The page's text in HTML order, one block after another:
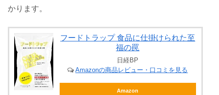
かります。
フードトラップ 食品に仕掛けられた至
福の罠
日経BP
Amazonの商品レビュー・口コミを見る
Amazon